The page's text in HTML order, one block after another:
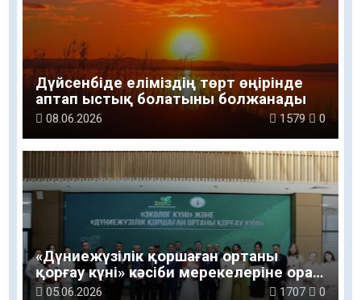
Дүйсенбіде еліміздің төрт өңірінде
аптап ыстық болатыны болжанады
08.06.2026 1579 0
«Дүниежүзілік қоршаған ортаны
қорғау күні» кәсіби мерекелеріне орай
сала мамандары марапатталды
05.06.2026 1707 0